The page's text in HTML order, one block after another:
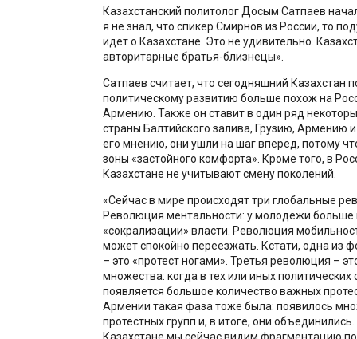
Казахстанский политолог Досым Сатпаев
я не знал, что спикер Смирнов из России, то
идет о Казахстане. Это не удивительно.
авторитарные братья-близнецы».
Сатпаев считает, что сегодняшний Казахстан
политическому развитию больше похож на
Армению. Также он ставит в один ряд
страны Балтийского залива, Грузию, Армению
его мнению, они ушли на шаг вперед, потому
зоны «застойного комфорта». Кроме того, в
Казахстане не учитывают смену поколений.
«Сейчас в мире происходят три глобальные
Революция ментальности: у молодежи больше
«сокрализации» власти. Революция
может спокойно переезжать. Кстати, одна из
– это «протест ногами». Третья революция –
множества: когда в тех или иных политических
появляется большое количество важных
Армении такая фаза тоже была: появилось
протестных групп и, в итоге, они